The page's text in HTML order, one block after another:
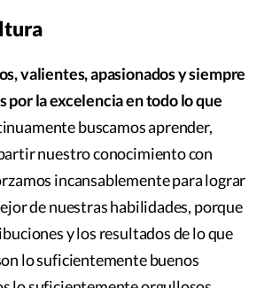
valientes, apasionados y siempre
por la excelencia en todo lo que
buscamos aprender,
nuestro conocimiento con
incansablemente para lograr
de nuestras habilidades, porque
y los resultados de lo que
lo suficientemente buenos